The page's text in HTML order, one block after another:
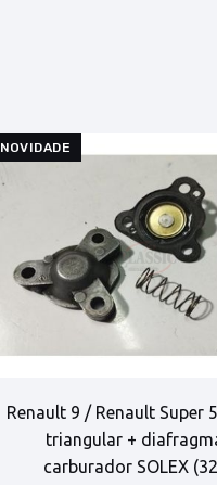
NOVIDADE
Renault 9 / Renault Super
triangular +
carburador SOLEX